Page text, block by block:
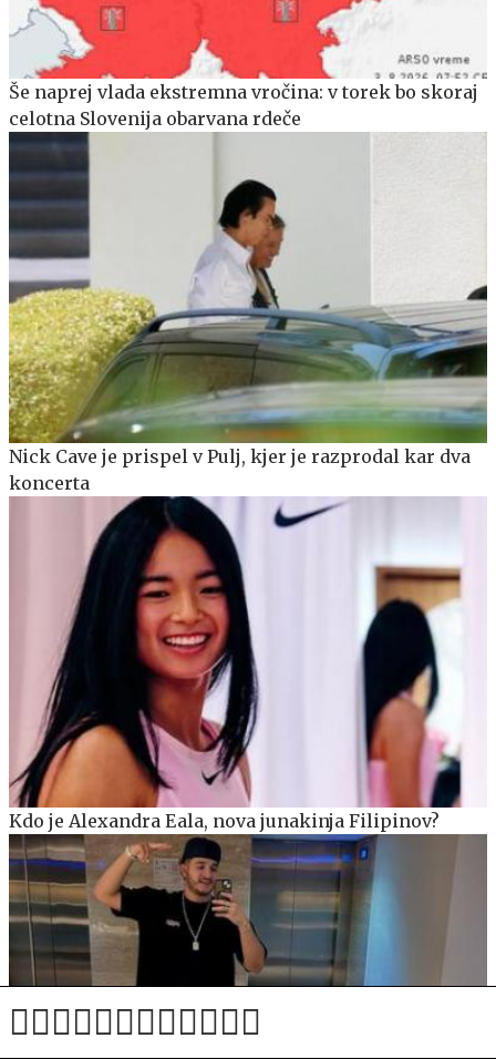
Še naprej vlada ekstremna vročina: v torek bo skoraj
celotna Slovenija obarvana rdeče
Nick Cave je prispel v Pulj, kjer je razprodal kar dva
koncerta
Kdo je Alexandra Eala, nova junakinja Filipinov?